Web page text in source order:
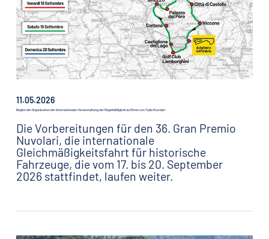
11.05.2026
Beginn der Organisation der internationalen Veranstaltung der Regelmäßigkeit zu Ehren von Tazio Nuvolari
Die Vorbereitungen für den 36. Gran Premio
Nuvolari, die internationale
Gleichmäßigkeitsfahrt für historische
Fahrzeuge, die vom 17. bis 20. September
2026 stattfindet, laufen weiter.